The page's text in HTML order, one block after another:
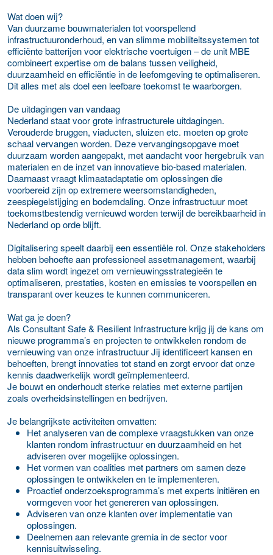
Wat doen wij?
Van duurzame bouwmaterialen tot voorspellend
infrastructuuronderhoud, en van slimme mobiliteitssystemen tot
efficiënte batterijen voor elektrische voertuigen – de unit MBE
combineert expertise om de balans tussen veiligheid,
duurzaamheid en efficiëntie in de leefomgeving te optimaliseren.
Dit alles met als doel een leefbare toekomst te waarborgen.
De uitdagingen van vandaag
Nederland staat voor grote infrastructurele uitdagingen.
Verouderde bruggen, viaducten, sluizen etc. moeten op grote
schaal vervangen worden. Deze vervangingsopgave moet
duurzaam worden aangepakt, met aandacht voor hergebruik van
materialen en de inzet van innovatieve bio-based materialen.
Daarnaast vraagt klimaatadaptatie om oplossingen die
voorbereid zijn op extremere weersomstandigheden,
zeespiegelstijging en bodemdaling. Onze infrastructuur moet
toekomstbestendig vernieuwd worden terwijl de bereikbaarheid in
Nederland op orde blijft.
Digitalisering speelt daarbij een essentiële rol. Onze stakeholders
hebben behoefte aan professioneel assetmanagement, waarbij
data slim wordt ingezet om vernieuwingsstrategieën te
optimaliseren, prestaties, kosten en emissies te voorspellen en
transparant over keuzes te kunnen communiceren.
Wat ga je doen?
Als Consultant Safe & Resilient Infrastructure krijg jij de kans om
nieuwe programma’s en projecten te ontwikkelen rondom de
vernieuwing van onze infrastructuur Jij identificeert kansen en
behoeften, brengt innovaties tot stand en zorgt ervoor dat onze
kennis daadwerkelijk wordt geïmplementeerd.
Je bouwt en onderhoudt sterke relaties met externe partijen
zoals overheidsinstellingen en bedrijven.
Je belangrijkste activiteiten omvatten:
Het analyseren van de complexe vraagstukken van onze
klanten rondom infrastructuur en duurzaamheid en het
adviseren over mogelijke oplossingen.
Het vormen van coalities met partners om samen deze
oplossingen te ontwikkelen en te implementeren.
Proactief onderzoeksprogramma’s met experts initiëren en
vormgeven voor het genereren van oplossingen.
Adviseren van onze klanten over implementatie van
oplossingen.
Deelnemen aan relevante gremia in de sector voor
kennisuitwisseling.